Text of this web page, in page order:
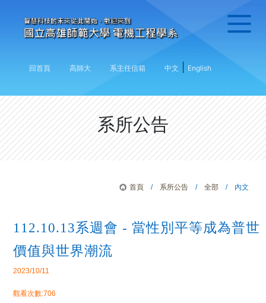
回首頁 高師大 系主任信箱 中文 English
系所公告
首頁 / 系所公告 /全部 / 內文
112.10.13系週會 - 當性別平等成為普世
價值與世界潮流
2023/10/11
觀看次數:706